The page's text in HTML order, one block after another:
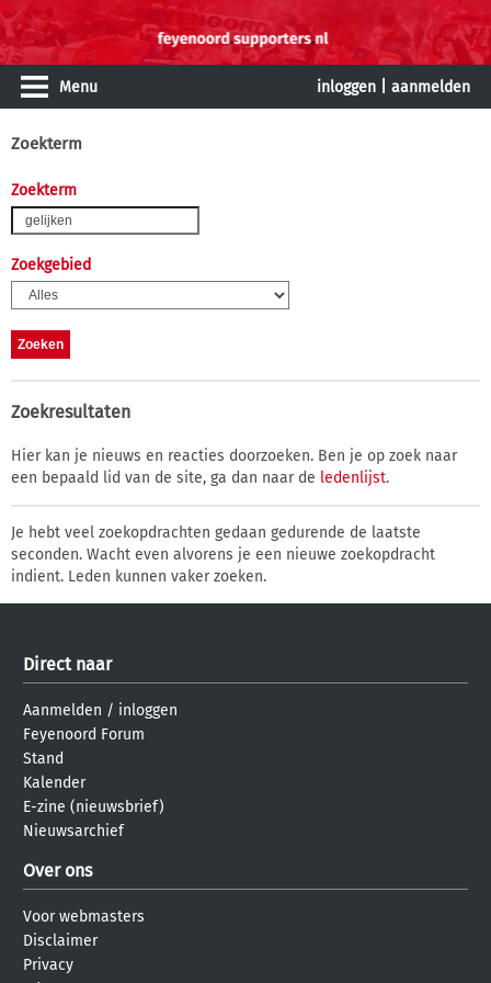
Menu inloggen aanmelden
Zoekterm
Zoekterm
Zoekgebied
Zoekresultaten
Hier kan je nieuws en reacties doorzoeken. Ben je op zoek naar
een bepaald lid van de site, ga dan naar de ledenlijst.
Je hebt veel zoekopdrachten gedaan gedurende de laatste
seconden. Wacht even alvorens je een nieuwe zoekopdracht
indient. Leden kunnen vaker zoeken.
Direct naar
Aanmelden / inloggen
Feyenoord Forum
Stand
Kalender
E-zine (nieuwsbrief)
Nieuwsarchief
Over ons
Voor webmasters
Disclaimer
Privacy